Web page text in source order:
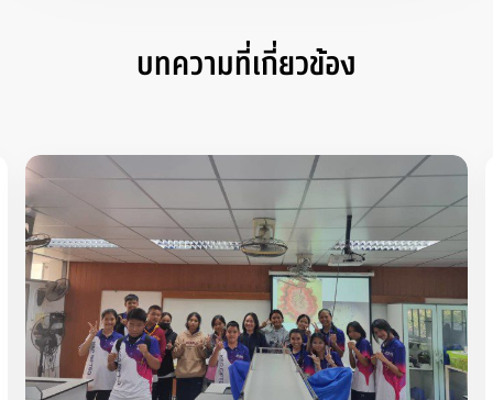
บทความที่เกี่ยวข้อง